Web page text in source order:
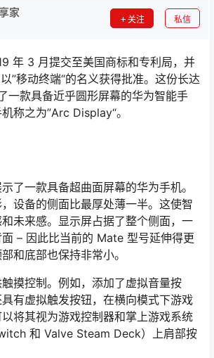
家 关注 私信
3 月提交至美国商标和专利局，并
”移动终端“的名义获得批准。这份长达
一款具备近乎圆形屏幕的华为智能手
称之为”Arc Display“。
一款具备超曲面屏幕的华为手机。
设备的侧面比最厚处薄一半。这使智
未来感。显示屏占据了整个侧面，一
– 因此比当前的 Mate 型号延伸得更
和底部也保持非常小。
控制。例如，添加了虚拟音量按
有虚拟触发按钮，在横向模式下游戏
将其视为游戏控制器和掌上游戏系统
和 Valve Steam Deck）上肩部按